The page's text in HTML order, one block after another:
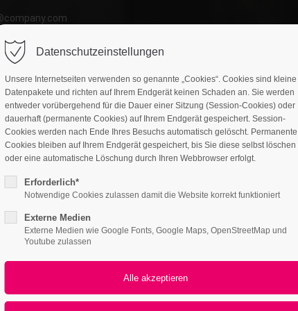
dolor sit amet:
/ 365days
support for our customers
8:00am - 5:00pm(GMT +1)
Cybersteel Inc.
376-293 City Road, Suite 600
San Francisco, CA 94102
Have any questions?
+44 1234 567 890
Downloads
Datenschutzeinstellungen
Unsere Internetseiten verwenden so genannte „Cookies“. Cookies sind kleine
Datenpakete und richten auf Ihrem Endgerät keinen Schaden an. Sie werden
entweder vorübergehend für die Dauer einer Sitzung (Session-Cookies) oder
dauerhaft (permanente Cookies) auf Ihrem Endgerät gespeichert. Session-
Cookies werden nach Ende Ihres Besuchs automatisch gelöscht. Permanente
Cookies bleiben auf Ihrem Endgerät gespeichert, bis Sie diese selbst löschen
oder eine automatische Löschung durch Ihren Webbrowser erfolgt.
Erforderlich*
Notwendige Cookies zulassen damit die Website korrekt funktioniert
Externe Medien
Externe Medien wie Google Fonts, Google Maps, OpenStreetMap und
Youtube zulassen